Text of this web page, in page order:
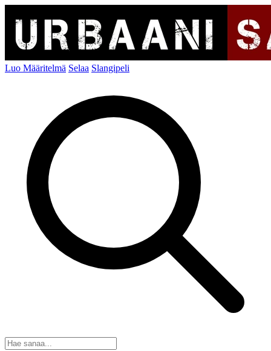
Luo Määritelmä Selaa Slangipeli